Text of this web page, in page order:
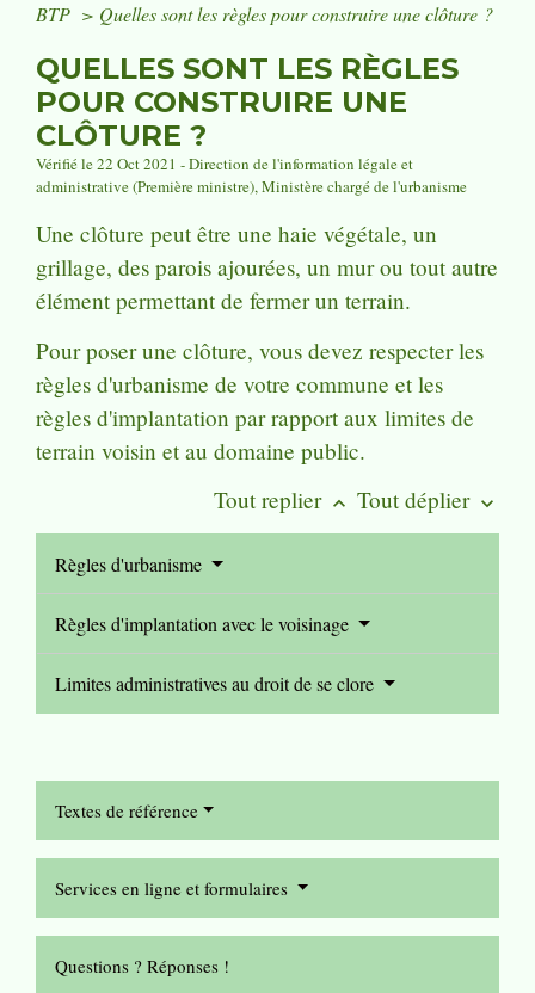
BTP > Quelles sont les règles pour construire une clôture ?
QUELLES SONT LES RÈGLES
POUR CONSTRUIRE UNE
CLÔTURE ?
Vérifié le 22 Oct 2021 - Direction de l'information légale et
administrative (Première ministre), Ministère chargé de l'urbanisme
Une clôture peut être une haie végétale, un
grillage, des parois ajourées, un mur ou tout autre
élément permettant de fermer un terrain.
Pour poser une clôture, vous devez respecter les
règles d'urbanisme de votre commune et les
règles d'implantation par rapport aux limites de
terrain voisin et au domaine public.
Tout replier keyboard_arrow_up Tout déplier keyboard_arrow_down
Règles d'urbanisme
Règles d'implantation avec le voisinage
Limites administratives au droit de se clore
Textes de référence
Services en ligne et formulaires
Questions ? Réponses !